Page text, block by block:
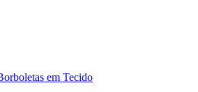
em Tecido